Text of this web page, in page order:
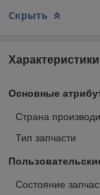
Скрыть
Характеристики
Основные
Страна
Тип запчасти
Состояние